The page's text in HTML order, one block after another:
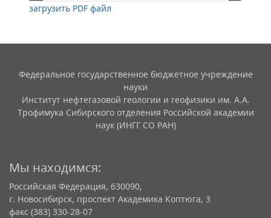
загрузить PDF файл
Федеральное государственное бюджетное учреждение
науки
Институт нефтегазовой геологии и геофизики им. А.А.
Трофимука Сибирского отделения Российской академии
наук (ИНГГ СО РАН)
Мы находимся:
Российская Федерация, 630090,
г. Новосибирск, проспект Академика Коптюга, 3
факс (383) 330-28-07